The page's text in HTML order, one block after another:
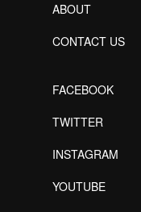
ABOUT
CONTACT US
FACEBOOK
TWITTER
INSTAGRAM
YOUTUBE